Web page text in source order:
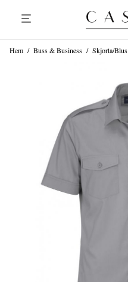
Hem / Buss & Business / Skjorta/Blus